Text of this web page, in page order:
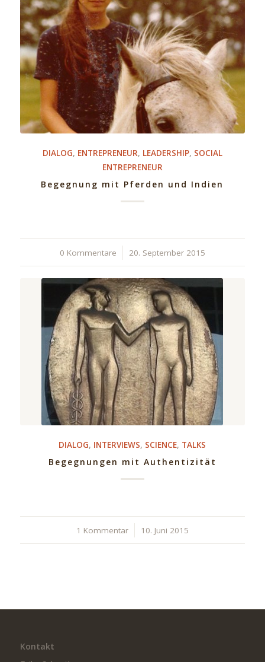
DIALOG, ENTREPRENEUR, LEADERSHIP, SOCIAL
ENTREPRENEUR
Begegnung mit Pferden und Indien
0 Kommentare
/ 20. September 2015
DIALOG, INTERVIEWS, SCIENCE, TALKS
Begegnungen mit Authentizität
1 Kommentar
/ 10. Juni 2015
Kontakt